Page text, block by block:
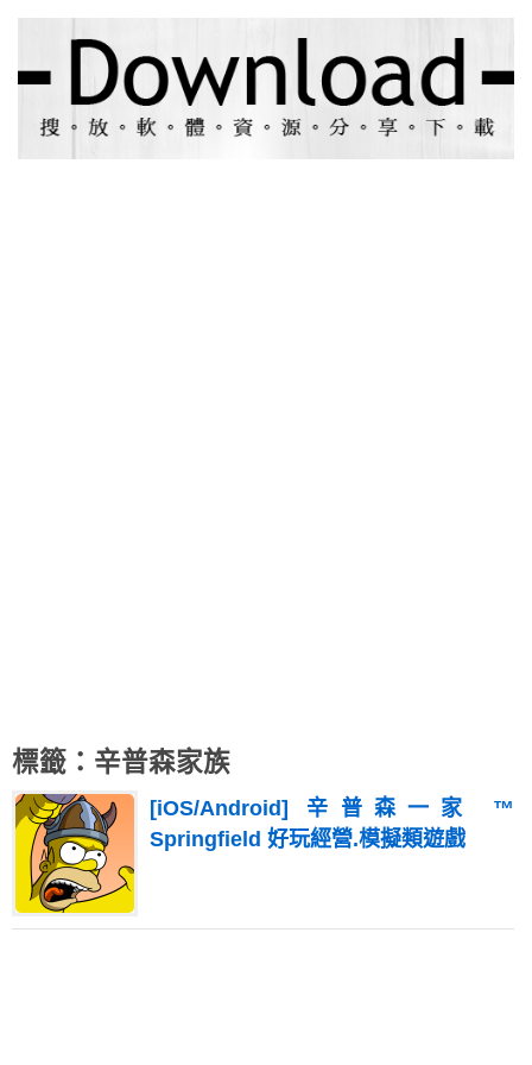
標籤：辛普森家族
[iOS/Android] 辛普森一家 ™
Springfield 好玩經營.模擬類遊戲